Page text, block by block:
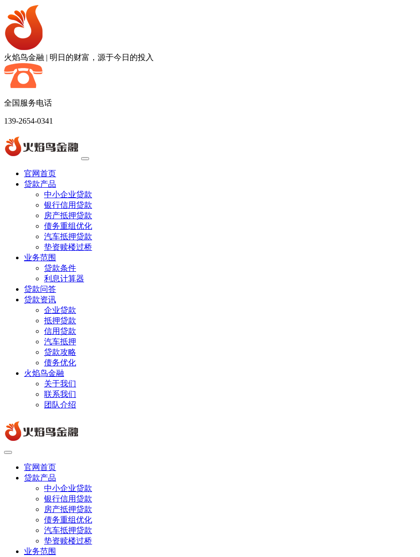
火焰鸟金融 | 明日的财富，源于今日的投入
全国服务电话
139-2654-0341
官网首页
贷款产品
中小企业贷款
银行信用贷款
房产抵押贷款
债务重组优化
汽车抵押贷款
垫资赎楼过桥
业务范围
贷款条件
利息计算器
贷款问答
贷款资讯
企业贷款
抵押贷款
信用贷款
汽车抵押
贷款攻略
债务优化
火焰鸟金融
关于我们
联系我们
团队介绍
官网首页
贷款产品
中小企业贷款
银行信用贷款
房产抵押贷款
债务重组优化
汽车抵押贷款
垫资赎楼过桥
业务范围